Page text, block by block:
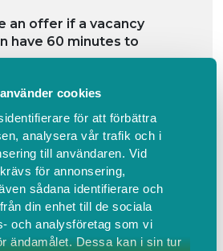
cookies
för att förbättra
analysera vår trafik och i
till användaren. Vid
för annonsering,
sådana identifierare och
din enhet till de sociala
och analysföretag som vi
ändamålet. Dessa kan i sin tur
an offer if a vacancy
have 60 minutes to